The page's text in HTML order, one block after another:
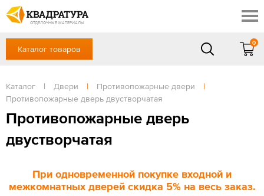
ОТДЕЛОЧНЫЕ МАТЕРИАЛЫ
Скидки
Акции
Готовые решения
Доставка и оплата
Отзывы
+7 (863) 309-13-16
Сб, Вс — выходной
ЗАКАЗАТЬ ЗВОНОК
Вход / Регистрация
Каталог товаров
0
Каталог | Двери | Противопожарные двери
|
Противопожарные дверь двустворчатая
Противопожарные дверь
двустворчатая
При одновременной покупке входной и
межкомнатных дверей скидка 5% на весь заказ.